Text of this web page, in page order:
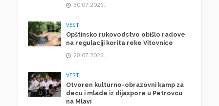
30.07.2026.
VESTI
Opštinsko rukovodstvo obišlo radove
na regulaciji korita reke Vitovnice
28.07.2026.
VESTI
Otvoren kulturno-obrazovni kamp za
decu i mlade iz dijaspore u Petrovcu
na Mlavi